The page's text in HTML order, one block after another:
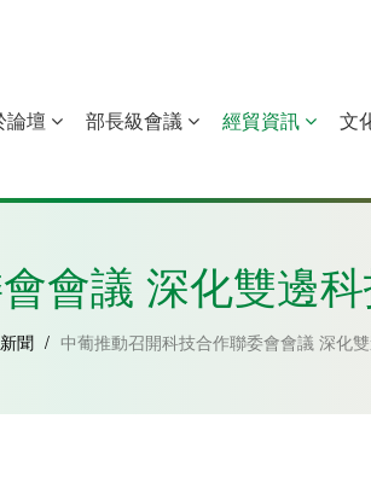
比紹 赤道幾內亞 莫桑比克
論壇 部長級會議 經貿資訊 文
會議 深化雙邊
聞 / 中葡推動召開科技合作聯委會會議 深化